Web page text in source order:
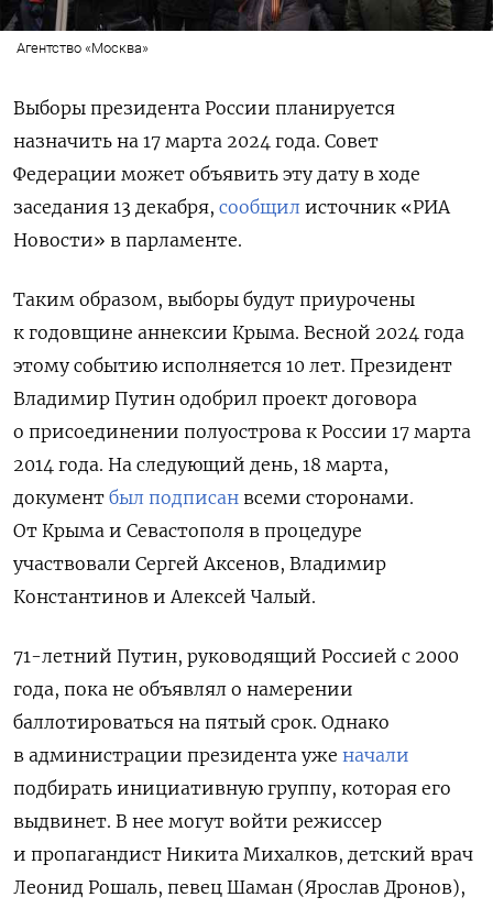
Агентство «Москва»
Выборы президента России планируется
назначить на 17 марта 2024 года. Совет
Федерации может объявить эту дату в ходе
заседания 13 декабря, сообщил источник «РИА
Новости» в парламенте.
Таким образом, выборы будут приурочены
к годовщине аннексии Крыма. Весной 2024 года
этому событию исполняется 10 лет. Президент
Владимир Путин одобрил проект договора
о присоединении полуострова к России 17 марта
2014 года. На следующий день, 18 марта,
документ был подписан всеми сторонами.
От Крыма и Севастополя в процедуре
участвовали Сергей Аксенов, Владимир
Константинов и Алексей Чалый.
71-летний Путин, руководящий Россией с 2000
года, пока не объявлял о намерении
баллотироваться на пятый срок. Однако
в администрации президента уже начали
подбирать инициативную группу, которая его
выдвинет. В нее могут войти режиссер
и пропагандист Никита Михалков, детский врач
Леонид Рошаль, певец Шаман (Ярослав Дронов),